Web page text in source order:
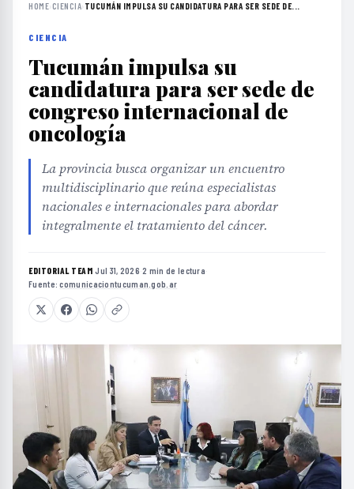
HOME›CIENCIA› TUCUMÁN IMPULSA SU CANDIDATURA PARA SER SEDE DE...
CIENCIA
Tucumán impulsa su
candidatura para ser sede de
congreso internacional de
oncología
La provincia busca organizar un encuentro
multidisciplinario que reúna especialistas
nacionales e internacionales para abordar
integralmente el tratamiento del cáncer.
EDITORIAL TEAM·Jul 31, 2026·2 min de lectura·
Fuente:comunicaciontucuman.gob.ar